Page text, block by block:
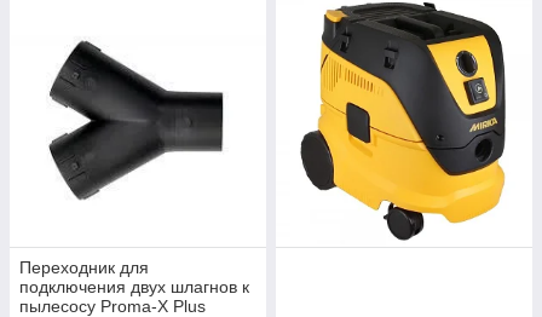
Переходник для
подключения двух шлагнов к
пылесосу Proma-X Plus